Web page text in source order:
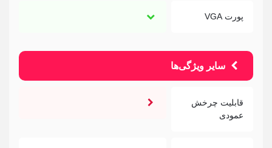
پورت VGA
سایر ویژگی‌ها
قابلیت چرخش
عمودی